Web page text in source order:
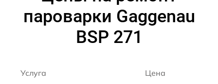
пароварки Gaggenau
BSP 271
Услуга Цена